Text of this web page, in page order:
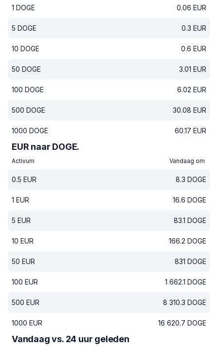
1 DOGE 0.06 EUR
5 DOGE 0.3 EUR
10 DOGE 0.6 EUR
50 DOGE 3.01 EUR
100 DOGE 6.02 EUR
500 DOGE 30.08 EUR
1000 DOGE 60.17 EUR
EUR naar DOGE.
Activum Vandaag om
0.5 EUR 8.3 DOGE
1 EUR 16.6 DOGE
5 EUR 83.1 DOGE
10 EUR 166.2 DOGE
50 EUR 831 DOGE
100 EUR 1 662.1 DOGE
500 EUR 8 310.3 DOGE
1000 EUR 16 620.7 DOGE
Vandaag vs. 24 uur geleden